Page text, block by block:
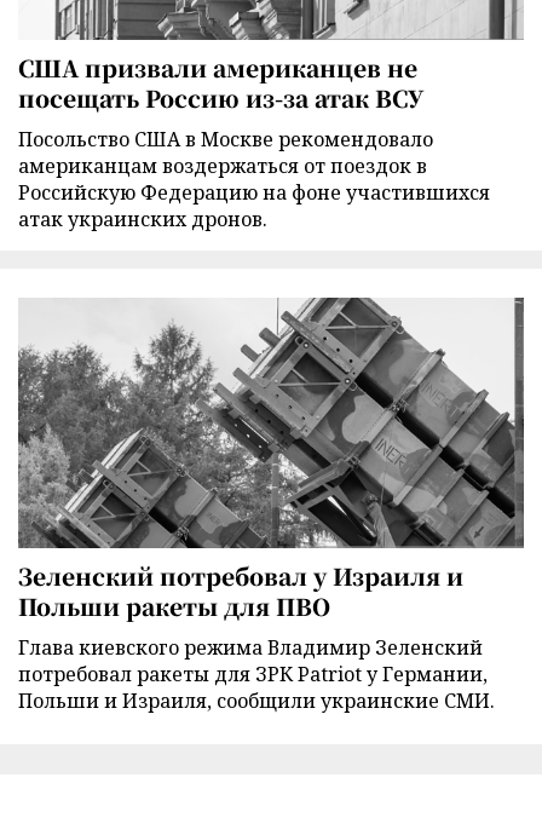
США призвали американцев не
посещать Россию из-за атак ВСУ
Посольство США в Москве рекомендовало
американцам воздержаться от поездок в
Российскую Федерацию на фоне участившихся
атак украинских дронов.
Зеленский потребовал у Израиля и
Польши ракеты для ПВО
Глава киевского режима Владимир Зеленский
потребовал ракеты для ЗРК Patriot у Германии,
Польши и Израиля, сообщили украинские СМИ.